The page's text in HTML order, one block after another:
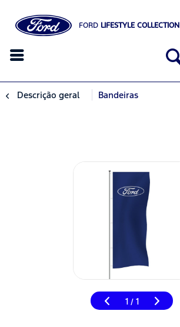
FORD LIFESTYLE COLLECTION
Descrição geral Bandeiras
1 / 1